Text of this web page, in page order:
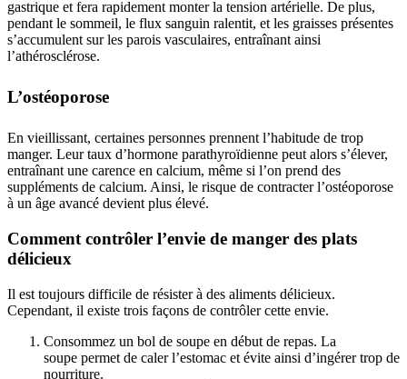
gastrique et fera rapidement monter la tension artérielle. De plus,
pendant le sommeil, le flux sanguin ralentit, et les graisses présentes
s’accumulent sur les parois vasculaires, entraînant ainsi
l’athérosclérose.
L’ostéoporose
En vieillissant, certaines personnes prennent l’habitude de trop
manger. Leur taux d’hormone parathyroïdienne peut alors s’élever,
entraînant une carence en calcium, même si l’on prend des
suppléments de calcium. Ainsi, le risque de contracter l’ostéoporose
à un âge avancé devient plus élevé.
Comment contrôler l’envie de manger des plats
délicieux
Il est toujours difficile de résister à des aliments délicieux.
Cependant, il existe trois façons de contrôler cette envie.
Consommez un bol de soupe en début de repas. La
soupe permet de caler l’estomac et évite ainsi d’ingérer trop de
nourriture.